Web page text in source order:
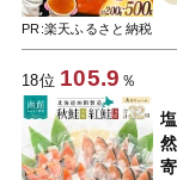
PR:楽天ふるさと納税
18位 105.9 ％